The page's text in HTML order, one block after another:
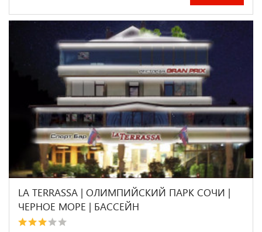
LA TERRASSA | ОЛИМПИЙСКИЙ ПАРК СОЧИ |
ЧЕРНОЕ МОРЕ | БАССЕЙН